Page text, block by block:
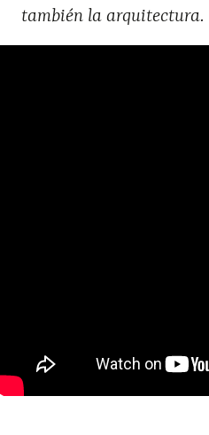
también la arquitectura.